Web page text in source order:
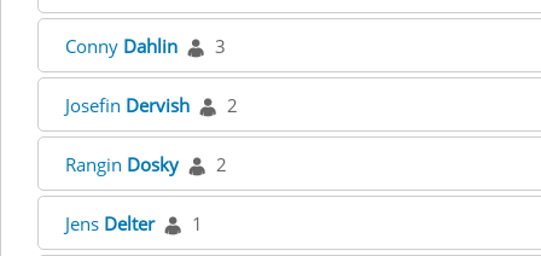
Conny Dahlin 3
Josefin Dervish 2
Rangin Dosky 2
Jens Delter 1